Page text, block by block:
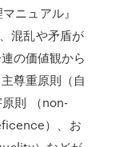
ニュアル』
混乱や矛盾が
の価値観から
尊重原則（自
則 （non-
）、お